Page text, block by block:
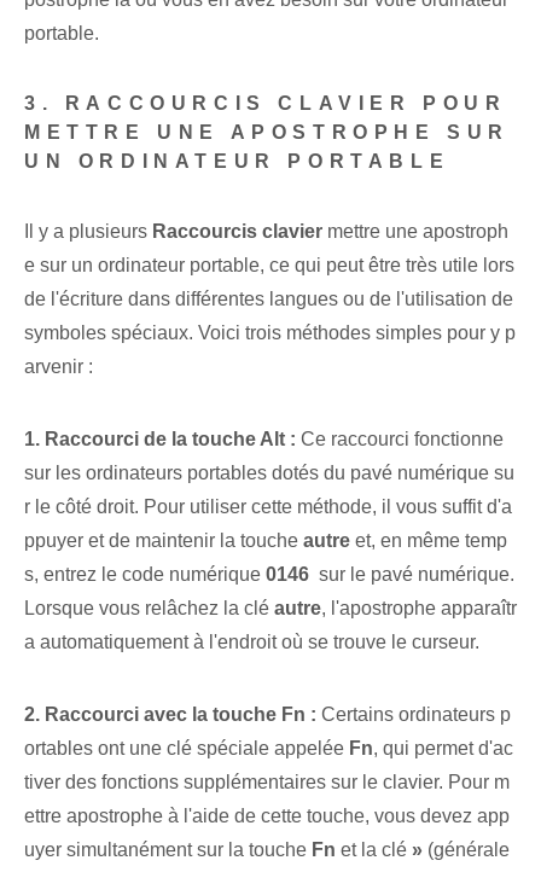
portable.
3. RACCOURCIS CLAVIER POUR
METTRE UNE APOSTROPHE SUR
UN ORDINATEUR PORTABLE
Il y a plusieurs Raccourcis clavier mettre une apostroph
e sur un ordinateur portable, ce qui peut être très utile lors
de l'écriture dans différentes langues ou de l'utilisation de
symboles spéciaux. Voici trois méthodes simples pour y p
arvenir :
1. Raccourci de la touche Alt : Ce raccourci fonctionne
sur les ordinateurs portables dotés du pavé numérique su
r le côté droit. Pour utiliser cette méthode, il vous suffit d'a
ppuyer et de maintenir la touche autre et, en même temp
s, entrez le code numérique 0146 ⁢ sur le pavé numérique.
Lorsque vous relâchez la clé autre,​ l'apostrophe apparaîtr
a automatiquement à l'endroit où se trouve le curseur.
2. Raccourci avec la touche Fn : Certains ordinateurs p
ortables ont une clé spéciale appelée Fn, qui permet d'ac
tiver des fonctions supplémentaires sur le clavier. Pour m
ettre ⁤apostrophe à l'aide de cette touche, vous devez app
uyer simultanément sur la touche Fn et la clé » (générale